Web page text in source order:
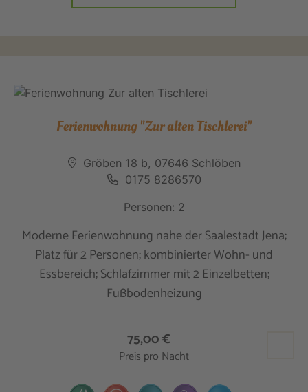
Ferienwohnung "Zur alten Tischlerei"
Gröben 18 b, 07646 Schlöben
0175 8286570
Personen: 2
Moderne Ferienwohnung nahe der Saalestadt Jena;
Platz für 2 Personen; kombinierter Wohn- und
Essbereich; Schlafzimmer mit 2 Einzelbetten;
Fußbodenheizung
75,00 €
Preis pro Nacht